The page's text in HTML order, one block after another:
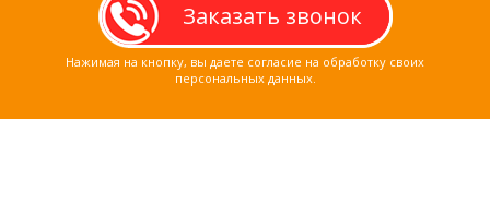
Нажимая на кнопку, вы даете согласие на обработку своих
персональных данных.